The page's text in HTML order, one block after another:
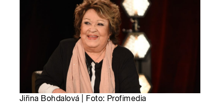
Jiřina Bohdalová | Foto: Profimedia